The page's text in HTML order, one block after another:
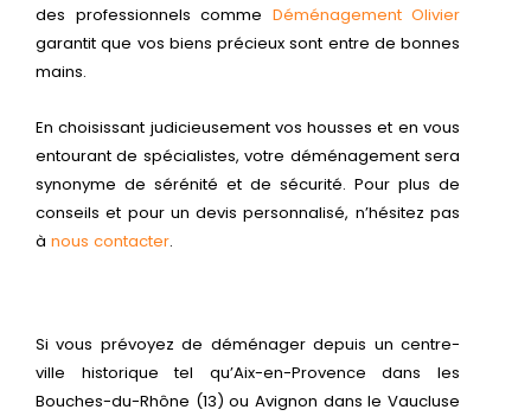
des professionnels comme Déménagement Olivier
garantit que vos biens précieux sont entre de bonnes
mains.
En choisissant judicieusement vos housses et en vous
entourant de spécialistes, votre déménagement sera
synonyme de sérénité et de sécurité. Pour plus de
conseils et pour un devis personnalisé, n’hésitez pas
à nous contacter.
Si vous prévoyez de déménager depuis un centre-
ville historique tel qu’Aix-en-Provence dans les
Bouches-du-Rhône (13) ou Avignon dans le Vaucluse